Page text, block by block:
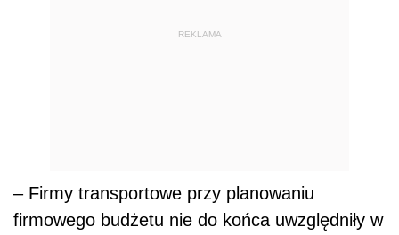
REKLAMA
– Firmy transportowe przy planowaniu
firmowego budżetu nie do końca uwzględniły w